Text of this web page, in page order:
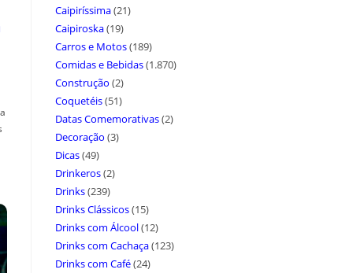
Caipiríssima(21)
Caipiroska(19)
Carros e Motos(189)
Comidas e Bebidas(1.870)
Construção (2)
Coquetéis(51)
Datas Comemorativas(2)
Decoração (3)
Dicas(49)
Drinkeros(2)
Drinks(239)
Drinks Clássicos(15)
Drinks com Álcool(12)
Drinks com Cachaça(123)
Drinks com Café(24)